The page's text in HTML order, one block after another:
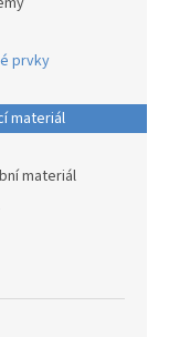
prvky
materiál
materiál